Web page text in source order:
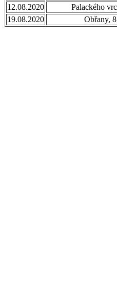
12.08.2020
Palackého
19.08.2020
Obřany,